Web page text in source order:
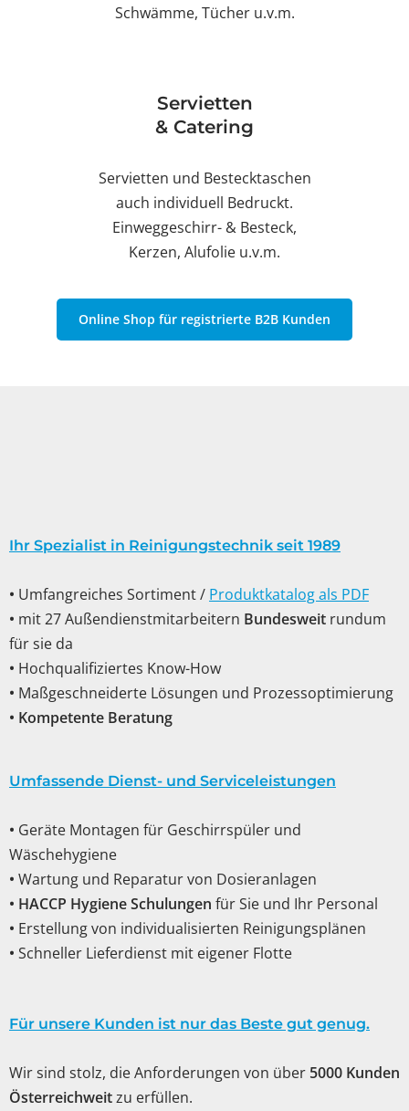
Schwämme, Tücher u.v.m.
Servietten
& Catering
Servietten und Bestecktaschen
auch individuell Bedruckt.
Einweggeschirr- & Besteck,
Kerzen, Alufolie u.v.m.
Online Shop für registrierte B2B Kunden
Ihr Spezialist in Reinigungstechnik seit 1989
• Umfangreiches Sortiment / Produktkatalog als PDF
• mit 27 Außendienstmitarbeitern Bundesweit rundum
für sie da
• Hochqualifiziertes Know-How
• Maßgeschneiderte Lösungen und Prozessoptimierung
• Kompetente Beratung
Umfassende Dienst- und Serviceleistungen
• Geräte Montagen für Geschirrspüler und
Wäschehygiene
• Wartung und Reparatur von Dosieranlagen
• HACCP Hygiene Schulungen für Sie und Ihr Personal
• Erstellung von individualisierten Reinigungsplänen
• Schneller Lieferdienst mit eigener Flotte
Für unsere Kunden ist nur das Beste gut genug.
Wir sind stolz, die Anforderungen von über 5000 Kunden
Österreichweitzu erfüllen.